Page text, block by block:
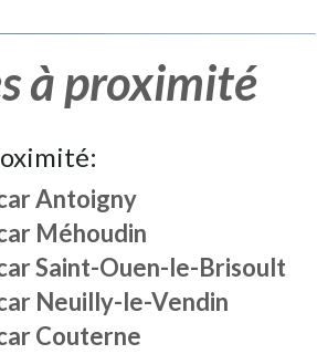
à proximité
Antoigny
Méhoudin
Saint-Ouen-le-Brisoult
Neuilly-le-Vendin
Couterne